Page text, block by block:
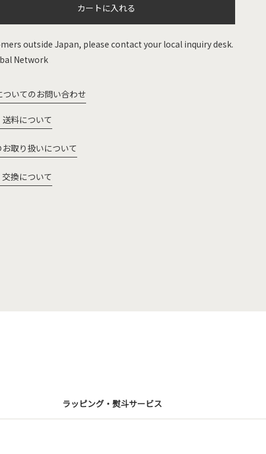
カートに入れる
outside Japan, please contact your local inquiry desk.
Network
ついてのお問い合わせ
料について
お取り扱いについて
換について
ラッピング・熨斗サービス